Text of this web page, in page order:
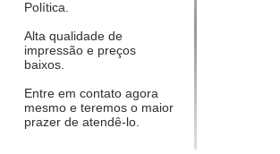
Política.
Alta qualidade de
impressão e preços
baixos.
Entre em contato agora
mesmo e teremos o maior
prazer de atendê-lo.